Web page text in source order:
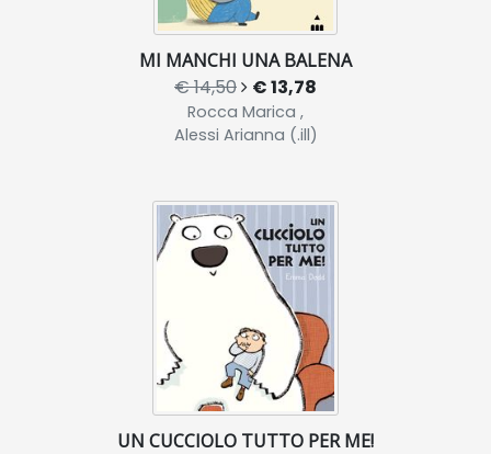
MI MANCHI UNA BALENA
€ 14,50 € 13,78
Rocca Marica ,
Alessi Arianna (.ill)
UN CUCCIOLO TUTTO PER ME!